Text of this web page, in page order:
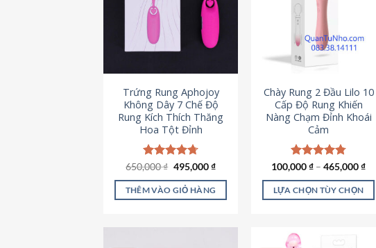
Trứng Rung Aphojoy
Không Dây 7 Chế Độ
Rung Kích Thích Thăng
Hoa Tột Đỉnh
Được xếp
5 sao
650,000₫ Giá
là:
650,000 ₫.
495,000₫Giá
tại
là:
THÊM VÀO GIỎ HÀNG
Chày Rung 2 Đầu Lilo 10
Cấp Độ Rung Khiến
Nàng Chạm Đỉnh Khoái
Cảm
Được xếp
5 sao
100,000₫ – 465,000₫
LỰA CHỌN TÙY CHỌN